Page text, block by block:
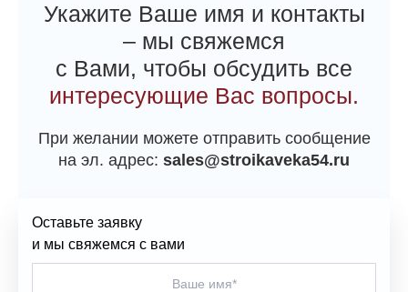
Укажите Ваше имя и контакты
– мы свяжемся
с Вами, чтобы обсудить все
интересующие Вас вопросы.
При желании можете отправить сообщение
на эл. адрес: sales@stroikaveka54.ru
Оставьте заявку
и мы свяжемся с вами